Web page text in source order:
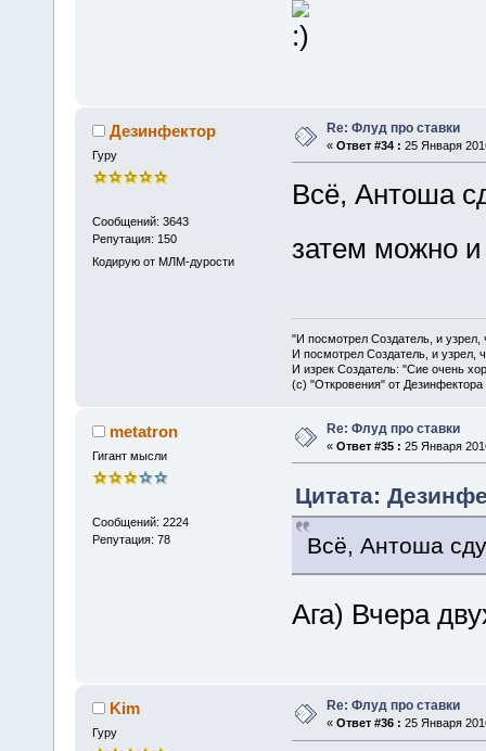
Дезинфектор
Гуру
Сообщений: 3643
Репутация: 150
Кодирую от МЛМ-дурости
Re: Флуд про ставки
« Ответ #34 : 25 Января
Всё, Антоша
затем можно
"И посмотрел Создатель, и
И посмотрел Создатель, и узрел,
И изрек Создатель: "Сие очень
(с) "Откровения" от Дезинфектора
metatron
Гигант мысли
Сообщений: 2224
Репутация: 78
Re: Флуд про ставки
« Ответ #35 : 25 Января
Цитата:
Всё, Антоша
Ага) Вчера
Kim
Гуру
Re: Флуд про ставки
« Ответ #36 : 25 Января